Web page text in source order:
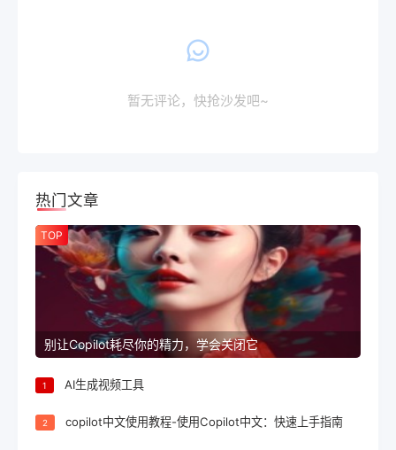
暂无评论，快抢沙发吧~
热门文章
TOP
别让Copilot耗尽你的精力，学会关闭它
1 AI生成视频工具
2 copilot中文使用教程-使用Copilot中文：快速上手指南